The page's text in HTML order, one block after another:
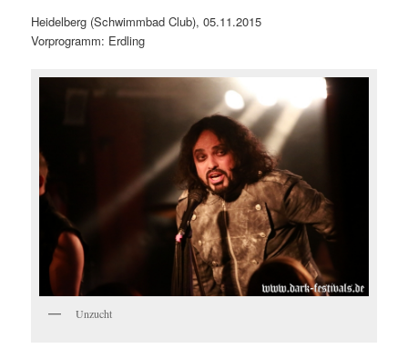
Heidelberg (Schwimmbad Club), 05.11.2015
Vorprogramm: Erdling
Unzucht